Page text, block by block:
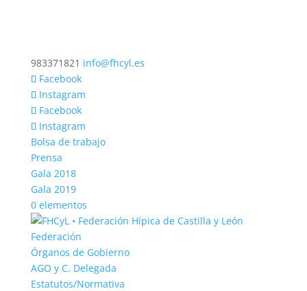
983371821 info@fhcyl.es
Facebook
Instagram
Facebook
Instagram
Bolsa de trabajo
Prensa
Gala 2018
Gala 2019
0 elementos
Federación
Órganos de Gobierno
AGO y C. Delegada
Estatutos/Normativa